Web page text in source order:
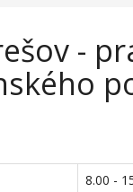
-
8.00 -